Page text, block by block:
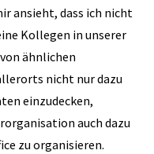
ansieht, dass ich nicht
Kollegen in unserer
ähnlichen
nicht nur dazu
einzudecken,
auch dazu
zu organisieren.